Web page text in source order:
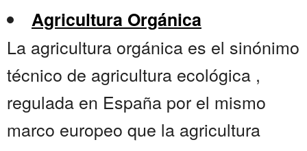
Agricultura Orgánica
La agricultura orgánica es el sinónimo
técnico de agricultura ecológica ,
regulada en España por el mismo
marco europeo que la agricultura